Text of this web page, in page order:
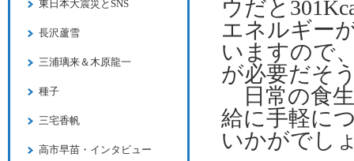
ウだと
エネルギー
いますので
が必要だそ
日常の食
給に手軽に
いかがでし
東日本大震災とSNS
長沢蘆雪
三浦璃来＆木原龍一
種子
三宅香帆
高市早苗・インタビュー